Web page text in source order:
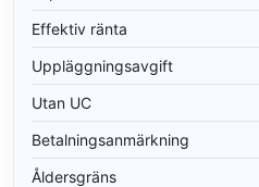
Effektiv ränta
Uppläggningsavgift
Utan UC
Betalningsanmärkning
Åldersgräns